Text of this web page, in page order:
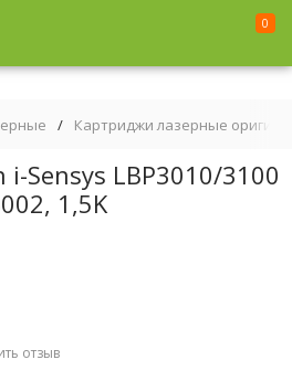
0
/ Картриджи лазерные
Sensys LBP3010/3100
1,5K
отзыв